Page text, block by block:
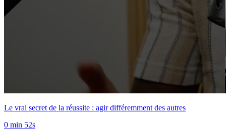
Le vrai secret de la réussite : agir différemment des autres
0 min 52s